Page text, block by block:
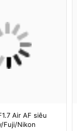
Air AF siêu
Fuji/Nikon